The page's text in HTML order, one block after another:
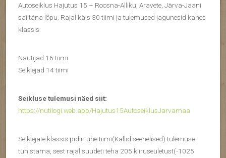
Autoseiklus Hajutus 15 – Roosna-Alliku, Aravete, Järva-Jaani
sai täna lõpu. Rajal käis 30 tiimi ja tulemused jagunesid kahes
klassis:
Nautijad 16 tiimi
Seiklejad 14 tiimi
Seikluse tulemusi näed siit:
https://nutilogi.web.app/Hajutus15AutoseiklusJarvamaa
Seiklejate klassis pidin ühe tiimi(Kallid seenelised) tulemuse
tühistama, sest rajal suudeti teha 205 kiiruseületust(-1025